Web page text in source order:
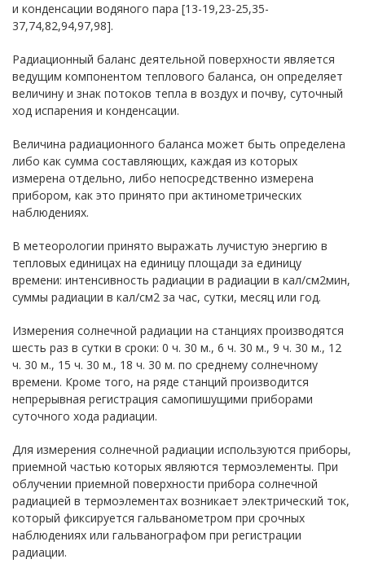
и конденсации водяного пара [13-19,23-25,35-
37,74,82,94,97,98].
Радиационный баланс деятельной поверхности является
ведущим компонентом теплового баланса, он определяет
величину и знак потоков тепла в воздух и почву, суточный
ход испарения и конденсации.
Величина радиационного баланса может быть определена
либо как сумма составляющих, каждая из которых
измерена отдельно, либо непосредственно измерена
прибором, как это принято при актинометрических
наблюдениях.
В метеорологии принято выражать лучистую энергию в
тепловых единицах на единицу площади за единицу
времени: интенсивность радиации в радиации в кал/см2мин,
суммы радиации в кал/см2 за час, сутки, месяц или год.
Измерения солнечной радиации на станциях производятся
шесть раз в сутки в сроки: 0 ч. 30 м., 6 ч. 30 м., 9 ч. 30 м., 12
ч. 30 м., 15 ч. 30 м., 18 ч. 30 м. по среднему солнечному
времени. Кроме того, на ряде станций производится
непрерывная регистрация самопишущими приборами
суточного хода радиации.
Для измерения солнечной радиации используются приборы,
приемной частью которых являются термоэлементы. При
облучении приемной поверхности прибора солнечной
радиацией в термоэлементах возникает электрический ток,
который фиксируется гальванометром при срочных
наблюдениях или гальванографом при регистрации
радиации.